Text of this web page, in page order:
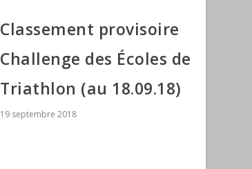
Classement provisoire
Challenge des Écoles de
Triathlon (au 18.09.18)
19 septembre 2018